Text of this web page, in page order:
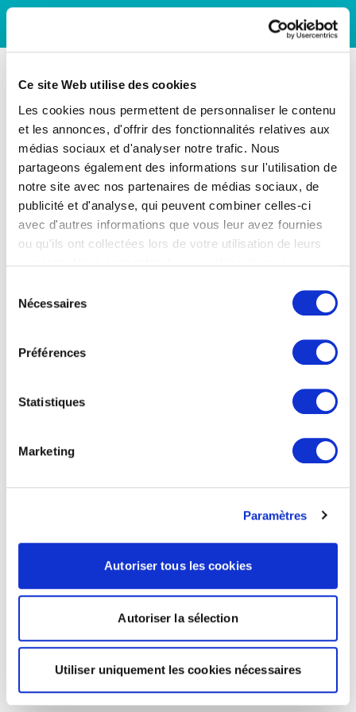
Ce site Web utilise des cookies
Les cookies nous permettent de personnaliser le contenu
et les annonces, d'offrir des fonctionnalités relatives aux
médias sociaux et d'analyser notre trafic. Nous
partageons également des informations sur l'utilisation de
notre site avec nos partenaires de médias sociaux, de
publicité et d'analyse, qui peuvent combiner celles-ci
avec d'autres informations que vous leur avez fournies
ou qu'ils ont collectées lors de votre utilisation de leurs
Nécessaires
Préférences
Statistiques
Marketing
Paramètres
Autoriser tous les cookies
Autoriser la sélection
Utiliser uniquement les cookies nécessaires